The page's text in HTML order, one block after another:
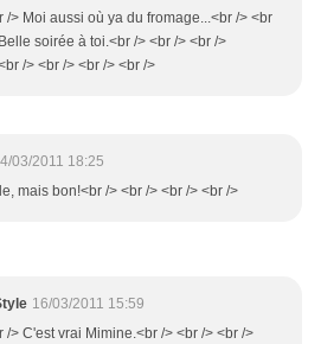
/> Moi aussi où ya du fromage...<br /> <br
soirée à toi.<br /> <br /> <br />
/> <br /> <br /> <br />
03/2011 18:25
mais bon!<br /> <br /> <br /> <br />
16/03/2011 15:59
/> C'est vrai Mimine.<br /> <br /> <br />